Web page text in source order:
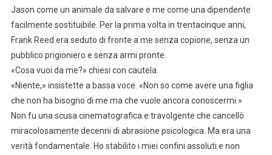
Jason come un animale da salvare e me come una dipendente
facilmente sostituibile. Per la prima volta in trentacinque anni,
Frank Reed era seduto di fronte a me senza copione, senza un
pubblico prigioniero e senza armi pronte.
«Cosa vuoi da me?» chiesi con cautela.
«Niente,» insistette a bassa voce. «Non so come avere una figlia
che non ha bisogno di me ma che vuole ancora conoscermi.»
Non fu una scusa cinematografica e travolgente che cancellò
miracolosamente decenni di abrasione psicologica. Ma era una
verità fondamentale. Ho stabilito i miei confini assoluti e non